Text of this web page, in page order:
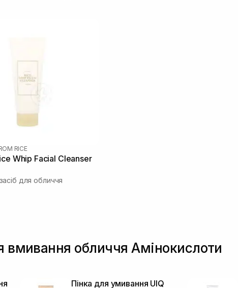
RICE
Whip Facial Cleanser
для обличчя
вмивання обличчя Амінокислоти
Пінка для умивання UIQ